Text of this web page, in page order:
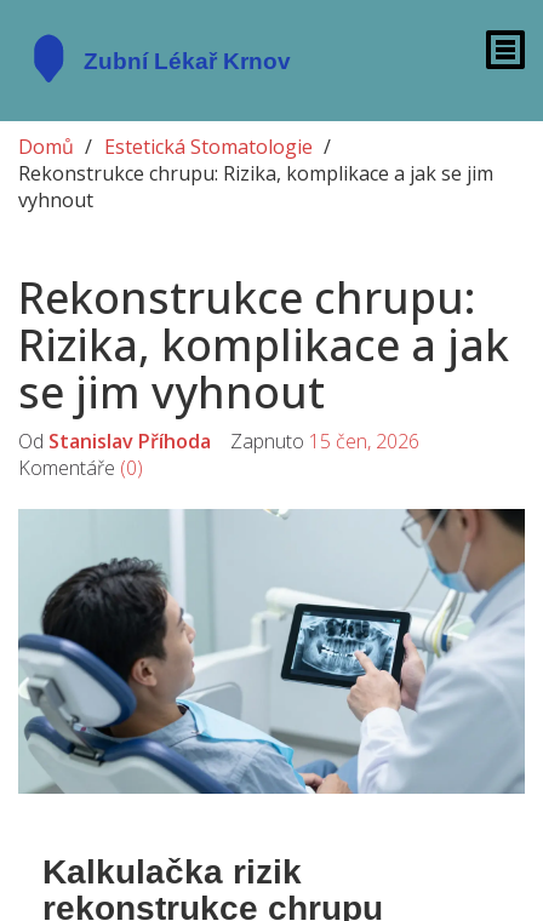
Domů
Estetická Stomatologie
Rekonstrukce chrupu: Rizika, komplikace a jak se jim
vyhnout
Rekonstrukce chrupu:
Rizika, komplikace a jak
se jim vyhnout
Od Stanislav Příhoda Zapnuto 15 čen, 2026
Komentáře (0)
Kalkulačka rizik
rekonstrukce chrupu